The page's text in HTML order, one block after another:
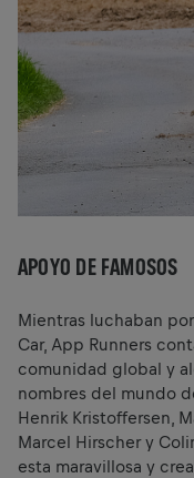
APOYO DE FAMOSOS
Mientras luchaban
Car, App Runners
comunidad global y
nombres del mundo
Henrik Kristoffersen,
Marcel Hirscher y
esta maravillosa y